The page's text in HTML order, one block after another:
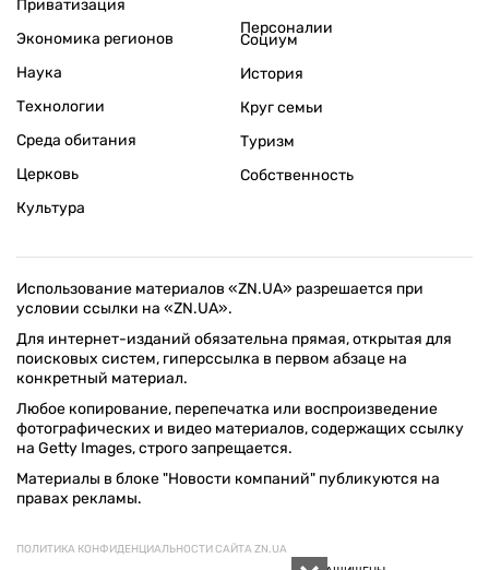
Приватизация
Экономика регионов
Персоналии
Наука
Технологии
Среда обитания
Церковь
Культура
Социум
История
Круг семьи
Туризм
Собственность
Использование материалов «ZN.UA» разрешается при
условии ссылки на «ZN.UA».
Для интернет-изданий обязательна прямая, открытая для
поисковых систем, гиперссылка в первом абзаце на
конкретный материал.
Любое копирование, перепечатка или воспроизведение
фотографических и видео материалов, содержащих ссылку
на Getty Images, строго запрещается.
Материалы в блоке "Новости компаний" публикуются на
правах рекламы.
ПОЛИТИКА КОНФИДЕНЦИАЛЬНОСТИ САЙТА ZN.UA